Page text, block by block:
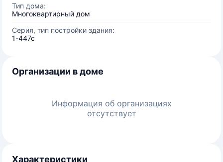
Тип дома:
Многоквартирный дом
Серия, тип постройки здания:
1-447с
Организации в доме
Информация об организациях
отсутствует
Характеристики